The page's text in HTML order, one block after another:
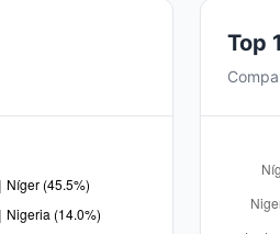
Top